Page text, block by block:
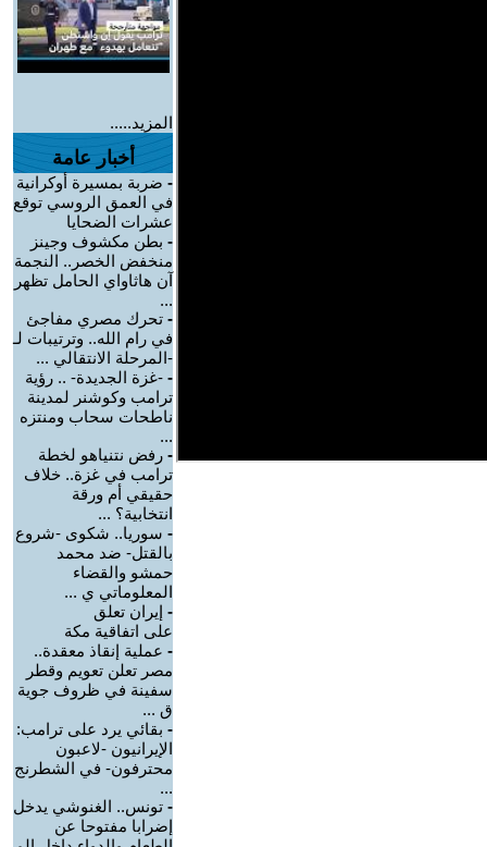
المزيد.....
أخبار عامة
- ضربة بمسيرة أوكرانية
في العمق الروسي توقع
عشرات الضحايا
- بطن مكشوف وجينز
منخفض الخصر.. النجمة
آن هاثاواي الحامل تظهر
...
- تحرك مصري مفاجئ
في رام الله.. وترتيبات لـ
-المرحلة الانتقالي ...
- -غزة الجديدة- .. رؤية
ترامب وكوشنر لمدينة
ناطحات سحاب ومنتزه
...
- رفض نتنياهو لخطة
ترامب في غزة.. خلاف
حقيقي أم ورقة
انتخابية؟ ...
- سوريا.. شكوى -شروع
بالقتل- ضد محمد
حمشو والقضاء
المعلوماتي ي ...
- إيران تعلق
على اتفاقية مكة
- عملية إنقاذ معقدة..
مصر تعلن تعويم وقطر
سفينة في ظروف جوية
ق ...
- بقائي يرد على ترامب:
الإيرانيون -لاعبون
محترفون- في الشطرنج
...
- تونس.. الغنوشي يدخل
إضرابا مفتوحا عن